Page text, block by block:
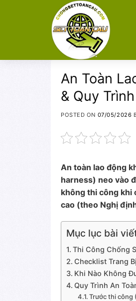
An Toàn
& Quy
POSTED ON 07/05/2026
An toàn lao động
harness) neo vào
không thi công khi
cao (theo Nghị
Mục lục bài
Thi Công Chống
Checklist Trang
Khi Nào Không
Quy Trình An
Trước thi công